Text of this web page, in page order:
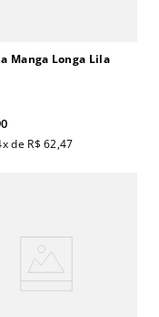
Manga Longa Lila
x de R$ 62,47